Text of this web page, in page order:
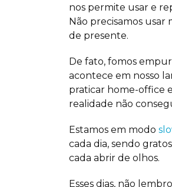
nos permite usar e
Não precisamos usar
de presente.
De fato, fomos
acontece em nosso
praticar home-office
realidade não
Estamos em modo
cada dia, sendo
cada abrir de olhos.
Esses dias, não